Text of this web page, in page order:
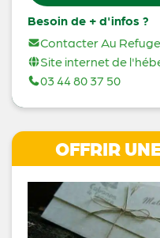
Besoin de + d'infos ?
Contacter Au
Site internet de
03 44 80 37 50
OFFRIR